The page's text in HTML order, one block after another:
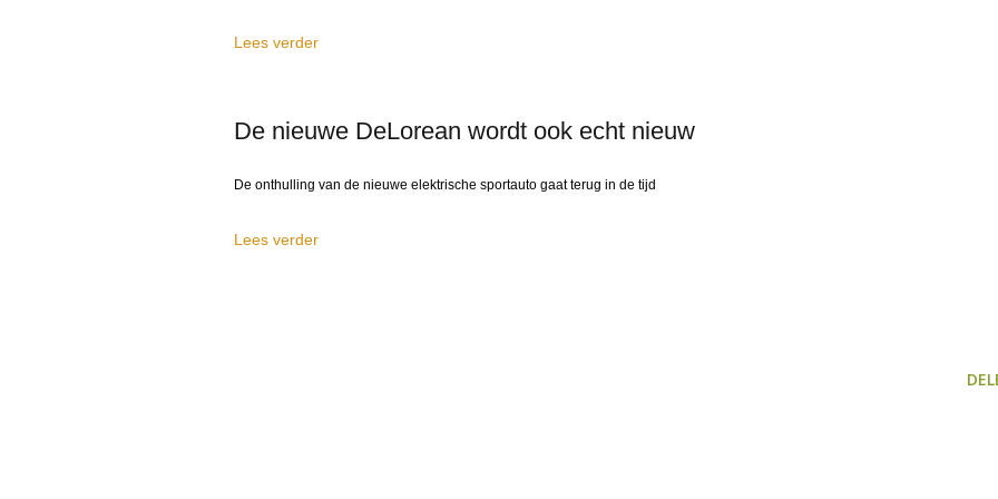
Lees verder
De nieuwe DeLorean wordt ook echt nieuw
De onthulling van de nieuwe elektrische sportauto gaat terug in de tijd
Lees verder